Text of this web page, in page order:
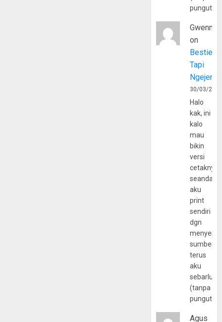
Gwenny
on
Bestie
Tapi
30/03/
Halo
kak, ini
kalo
mau
bikin
versi
cetaknya
aku
print
sendiri
dgn
sumber
terus
aku
(tanpa
Agus